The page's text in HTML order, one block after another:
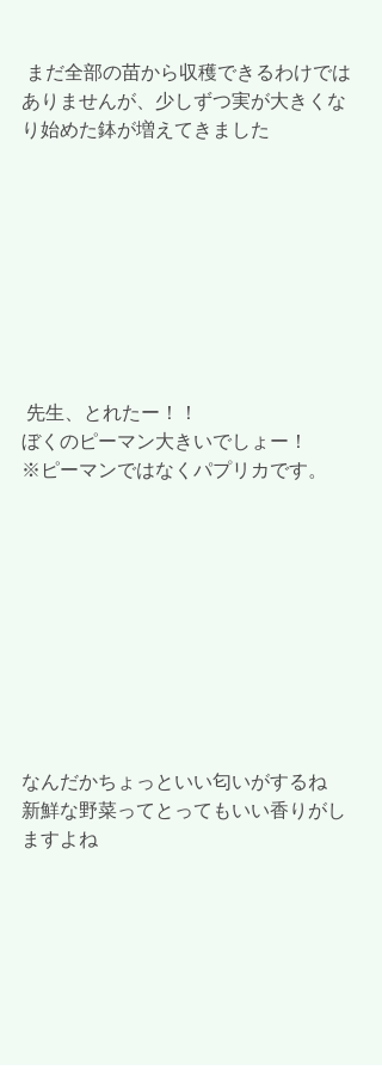
ありませんが、少しずつ実が大きくな
り始めた鉢が増えてきました
先生、とれたー！！
ぼくのピーマン大きいでしょー！
※ピーマンではなくパプリカです。
なんだかちょっといい匂いがするね
新鮮な野菜ってとってもいい香りがし
ますよね